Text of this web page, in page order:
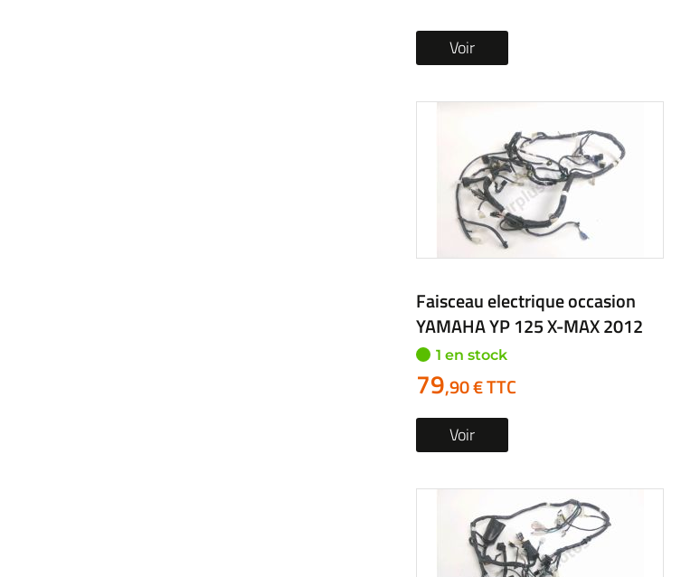
Voir
Faisceau electrique occasion
YAMAHA YP 125 X-MAX 2012
1 en stock
79,90 € TTC
Voir